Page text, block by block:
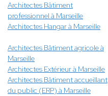
Architectes Bâtiment
professionnel à Marseille
Architectes Hangar à Marseille
Architectes Bâtiment agricole à
Marseille
Architectes Extérieur à Marseille
Architectes Bâtiment accueillant
du public (ERP) à Marseille